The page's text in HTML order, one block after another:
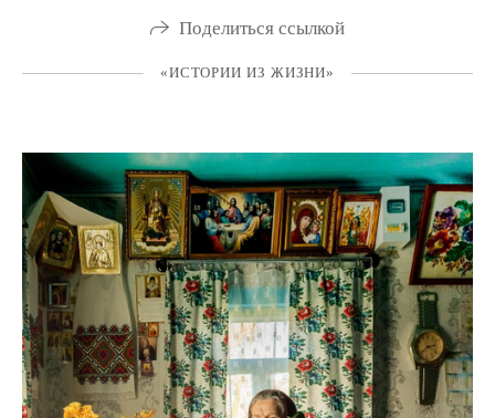
Поделиться ссылкой
«ИСТОРИИ ИЗ ЖИЗНИ»